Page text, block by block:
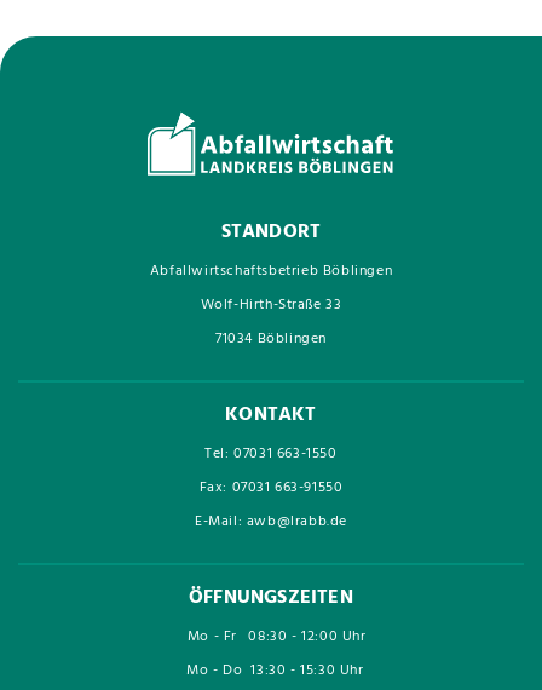
STANDORT
Abfallwirtschaftsbetrieb Böblingen
Wolf-Hirth-Straße 33
71034 Böblingen
KONTAKT
Tel: 07031 663-1550
Fax: 07031 663-91550
E-Mail: awb@lrabb.de
ÖFFNUNGSZEITEN
Mo - Fr 08:30 - 12:00 Uhr
Mo - Do 13:30 - 15:30 Uhr